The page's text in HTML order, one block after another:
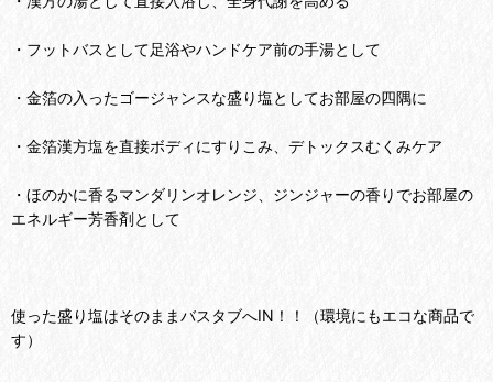
・フットバスとして足浴やハンドケア前の手湯として
・金箔の入ったゴージャンスな盛り塩としてお部屋の四隅に
・金箔漢方塩を直接ボディにすりこみ、デトックスむくみケア
・ほのかに香るマンダリンオレンジ、ジンジャーの香りでお部屋の
エネルギー芳香剤として
使った盛り塩はそのままバスタブへIN！！（環境にもエコな商品で
す）